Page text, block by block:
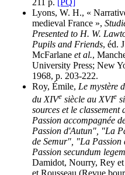
Lyons, W. H., «
medieval France »,
Presented to H. W.
Pupils and Friends, éd.
McFarlane et al.,
University Press; New
1968, p. 203-222.
Roy, Émile, Le mystère
du XIVe siècle au XVIe
sources et le classement
Passion accompagnée
Passion d'Autun", "La
de Semur", "La
Passion secundum
Damidot, Nourry, Rey